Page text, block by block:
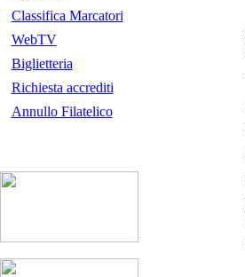
Classifica Marcatori
WebTV
Biglietteria
Richiesta accrediti
Annullo Filatelico